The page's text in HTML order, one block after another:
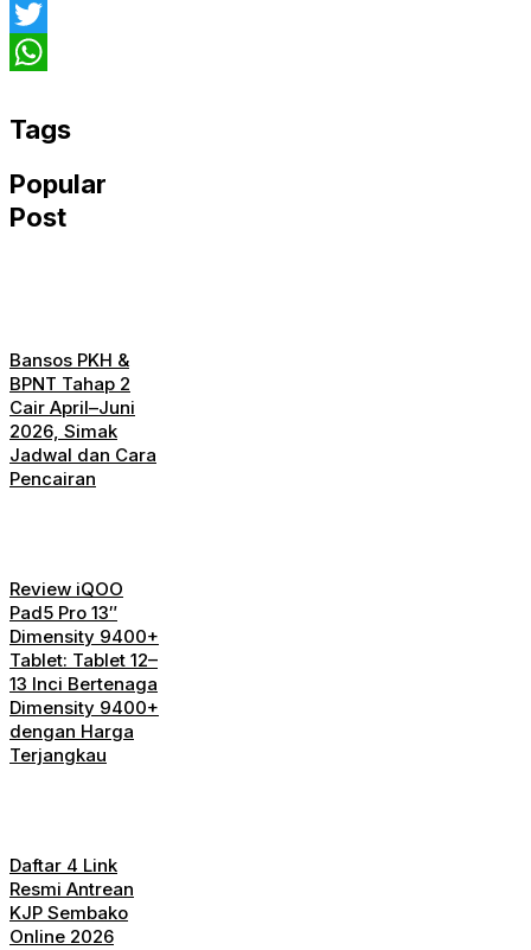
Facebook
Twitter
Tags
Popular
Post
Bansos PKH &
BPNT Tahap 2
Cair April–Juni
2026, Simak
Jadwal dan Cara
Pencairan
Review iQOO
Pad5 Pro 13″
Dimensity 9400+
Tablet: Tablet 12–
13 Inci Bertenaga
Dimensity 9400+
dengan Harga
Terjangkau
Daftar 4 Link
Resmi Antrean
KJP Sembako
Online 2026